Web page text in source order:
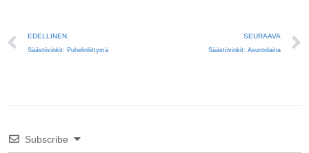
Prev
EDELLINEN
Säästövinkit: Puhelinliittymä
SEURAAVA
Säästövinkit: Asuntolaina
Subscribe